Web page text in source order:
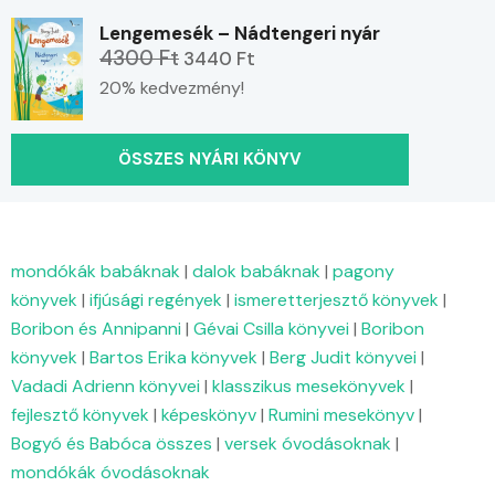
Lengemesék – Nádtengeri nyár
4300 Ft 3440 Ft
20% kedvezmény!
ÖSSZES NYÁRI KÖNYV
mondókák babáknak | dalok babáknak | pagony
könyvek | ifjúsági regények | ismeretterjesztő könyvek |
Boribon és Annipanni | Gévai Csilla könyvei | Boribon
könyvek | Bartos Erika könyvek | Berg Judit könyvei |
Vadadi Adrienn könyvei | klasszikus mesekönyvek |
fejlesztő könyvek | képeskönyv| Rumini mesekönyv|
Bogyó és Babóca összes | versek óvodásoknak |
mondókák óvodásoknak